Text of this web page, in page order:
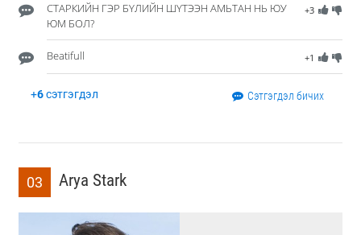
+3
СТАРКИЙН ГЭР БҮЛИЙН ШҮТЭЭН АМЬТАН НЬ ЮУ
ЮМ БОЛ?
+1
Beatifull
+6сэтгэгдэл Сэтгэгдэл бичих
03 Arya Stark